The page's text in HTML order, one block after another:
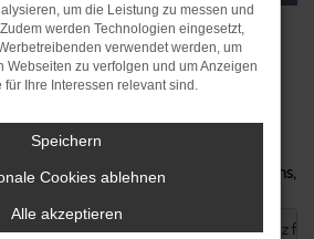
Mercedes SL W107 nach der
zwei atemberaubende Mercedes SL
unseren erfahrenen Technikern in
lassen. Mit unserem erstklassigen
wir dafür, dass diese zeitlosen
Straßen fahren können. Vertrauen Sie uns,
besten Service zu bieten.
#Werkstatt #kfzfinder
um die Leistung zu messen und
werden Technologien eingesetzt,
verwendet werden, um
Webseiten zu verfolgen und um Anzeigen
für Ihre Interessen relevant sind.
Speichern
Cookies ablehnen
Alle akzeptieren